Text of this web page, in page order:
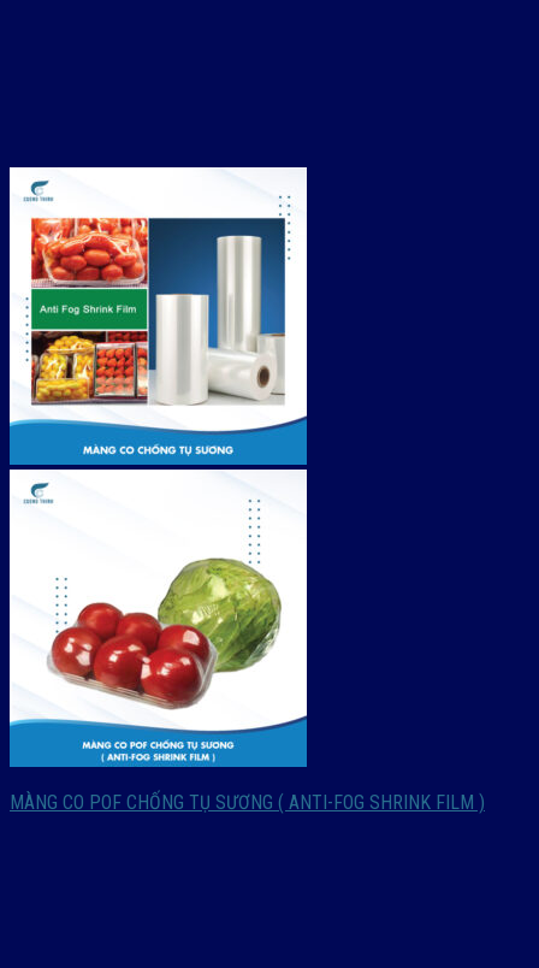
MÀNG CO POF CHỐNG TỤ SƯƠNG ( ANTI-FOG SHRINK FILM )